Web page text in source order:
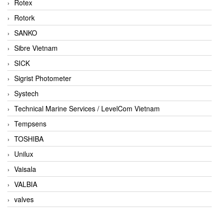
Rotex
Rotork
SANKO
Sibre Vietnam
SICK
Sigrist Photometer
Systech
Technical Marine Services / LevelCom Vietnam
Tempsens
TOSHIBA
Unilux
Vaisala
VALBIA
valves